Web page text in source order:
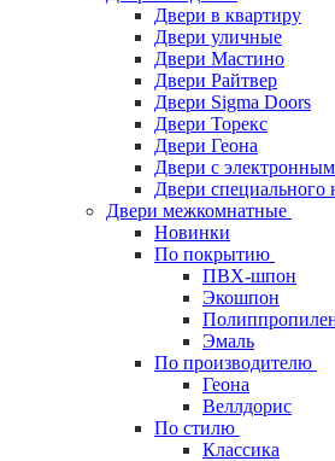
Двери в квартиру
Двери уличные
Двери Мастино
Двери Райтвер
Двери Sigma Doors
Двери Торекс
Двери Геона
Двери с
Двери специального
Двери межкомнатные
Новинки
По покрытию
ПВХ-шпон
Экошпон
Эмаль
По производителю
Геона
Веллдорис
По стилю
Классика